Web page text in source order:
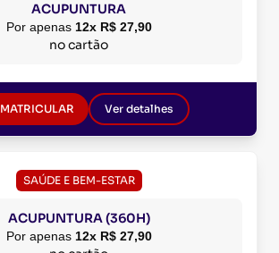
ACUPUNTURA
Por apenas 12x R$ 27,90
no cartão
MATRICULAR Ver detalhes
SAÚDE E BEM-ESTAR
ACUPUNTURA (360H)
Por apenas 12x R$ 27,90